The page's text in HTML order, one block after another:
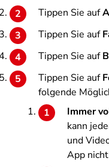
Tippen Sie auf
Tippen Sie auf
Tippen Sie auf
Tippen Sie auf
folgende
Immer
kann
und
App